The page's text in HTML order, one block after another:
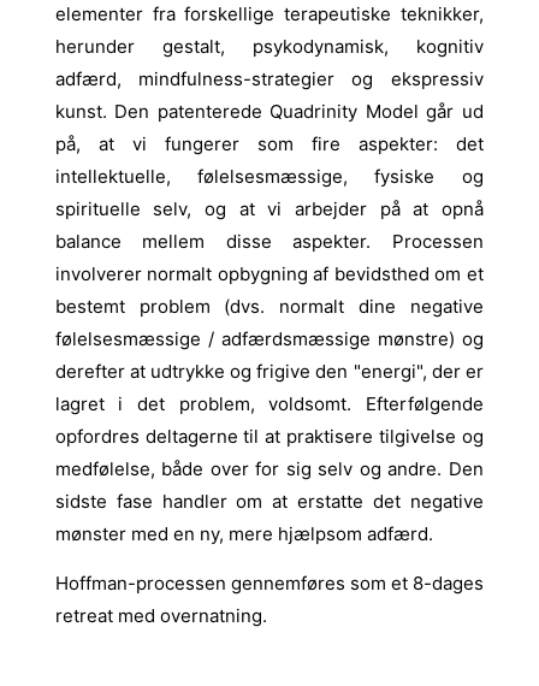
elementer fra forskellige terapeutiske teknikker,
herunder gestalt, psykodynamisk, kognitiv
adfærd, mindfulness-strategier og ekspressiv
kunst. Den patenterede Quadrinity Model går ud
på, at vi fungerer som fire aspekter: det
intellektuelle, følelsesmæssige, fysiske og
spirituelle selv, og at vi arbejder på at opnå
balance mellem disse aspekter. Processen
involverer normalt opbygning af bevidsthed om et
bestemt problem (dvs. normalt dine negative
følelsesmæssige / adfærdsmæssige mønstre) og
derefter at udtrykke og frigive den "energi", der er
lagret i det problem, voldsomt. Efterfølgende
opfordres deltagerne til at praktisere tilgivelse og
medfølelse, både over for sig selv og andre. Den
sidste fase handler om at erstatte det negative
mønster med en ny, mere hjælpsom adfærd.
Hoffman-processen gennemføres som et 8-dages
retreat med overnatning.